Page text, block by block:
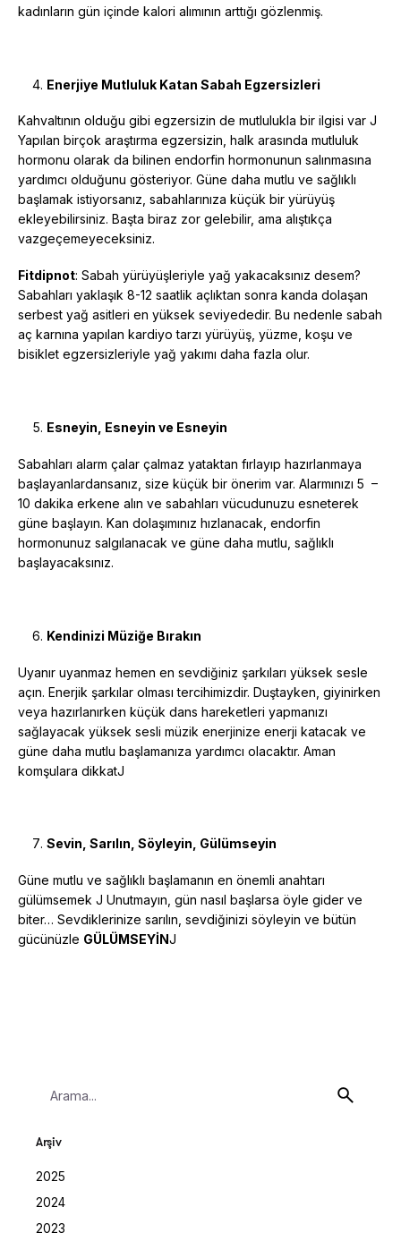
kadınların gün içinde kalori alımının arttığı gözlenmiş.
Enerjiye Mutluluk Katan Sabah Egzersizleri
Kahvaltının olduğu gibi egzersizin de mutlulukla bir ilgisi var J
Yapılan birçok araştırma egzersizin, halk arasında mutluluk
hormonu olarak da bilinen endorfin hormonunun salınmasına
yardımcı olduğunu gösteriyor. Güne daha mutlu ve sağlıklı
başlamak istiyorsanız, sabahlarınıza küçük bir yürüyüş
ekleyebilirsiniz. Başta biraz zor gelebilir, ama alıştıkça
vazgeçemeyeceksiniz.
Fitdipnot: Sabah yürüyüşleriyle yağ yakacaksınız desem?
Sabahları yaklaşık 8-12 saatlik açlıktan sonra kanda dolaşan
serbest yağ asitleri en yüksek seviyededir. Bu nedenle sabah
aç karnına yapılan kardiyo tarzı yürüyüş, yüzme, koşu ve
bisiklet egzersizleriyle yağ yakımı daha fazla olur.
Esneyin, Esneyin ve Esneyin
Sabahları alarm çalar çalmaz yataktan fırlayıp hazırlanmaya
başlayanlardansanız, size küçük bir önerim var. Alarmınızı 5 –
10 dakika erkene alın ve sabahları vücudunuzu esneterek
güne başlayın. Kan dolaşımınız hızlanacak, endorfin
hormonunuz salgılanacak ve güne daha mutlu, sağlıklı
başlayacaksınız.
Kendinizi Müziğe Bırakın
Uyanır uyanmaz hemen en sevdiğiniz şarkıları yüksek sesle
açın. Enerjik şarkılar olması tercihimizdir. Duştayken, giyinirken
veya hazırlanırken küçük dans hareketleri yapmanızı
sağlayacak yüksek sesli müzik enerjinize enerji katacak ve
güne daha mutlu başlamanıza yardımcı olacaktır. Aman
komşulara dikkatJ
Sevin, Sarılın, Söyleyin, Gülümseyin
Güne mutlu ve sağlıklı başlamanın en önemli anahtarı
gülümsemek J Unutmayın, gün nasıl başlarsa öyle gider ve
biter… Sevdiklerinize sarılın, sevdiğinizi söyleyin ve bütün
gücünüzle GÜLÜMSEYİNJ
for
Arşiv
2025
2024
2023